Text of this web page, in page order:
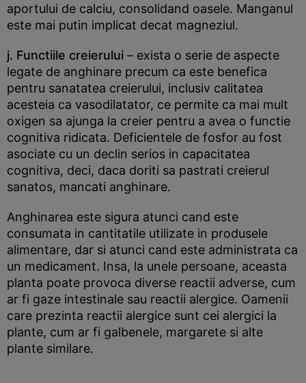
aportului de calciu, consolidand oasele. Manganul
este mai putin implicat decat magneziul.
j. Functiile creierului – exista o serie de aspecte
legate de anghinare precum ca este benefica
pentru sanatatea creierului, inclusiv calitatea
acesteia ca vasodilatator, ce permite ca mai mult
oxigen sa ajunga la creier pentru a avea o functie
cognitiva ridicata. Deficientele de fosfor au fost
asociate cu un declin serios in capacitatea
cognitiva, deci, daca doriti sa pastrati creierul
sanatos, mancati anghinare.
Anghinarea este sigura atunci cand este
consumata in cantitatile utilizate in produsele
alimentare, dar si atunci cand este administrata ca
un medicament. Insa, la unele persoane, aceasta
planta poate provoca diverse reactii adverse, cum
ar fi gaze intestinale sau reactii alergice. Oamenii
care prezinta reactii alergice sunt cei alergici la
plante, cum ar fi galbenele, margarete si alte
plante similare.